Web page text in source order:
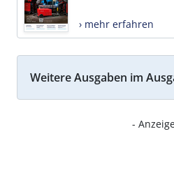
› mehr erfahren
Weitere Ausgaben im
-